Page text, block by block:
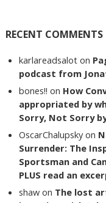
RECENT COMMENTS
karlareadsalot on
podcast from
bones!! on How
appropriated by
Sorry, Not Sorry
OscarChalupsky on
Surrender: The
Sportsman and
PLUS read an
shaw on The lost